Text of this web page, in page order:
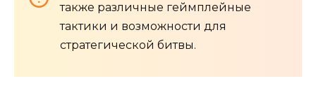
также различные геймплейные
тактики и возможности для
стратегической битвы.